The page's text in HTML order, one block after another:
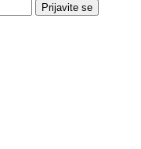
Prijavite se